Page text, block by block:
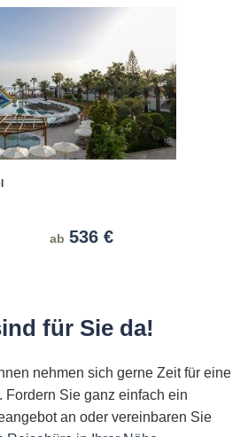
ab 536 €
für Sie da!
nehmen sich gerne Zeit für eine
Fordern Sie ganz einfach ein
an oder vereinbaren Sie